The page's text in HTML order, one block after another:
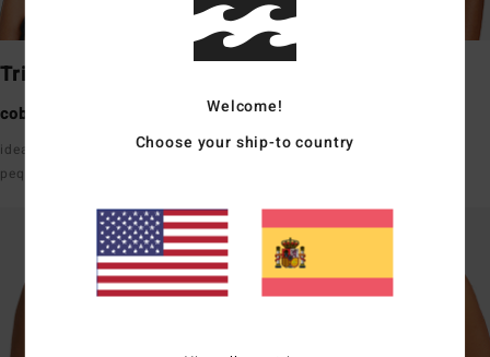
Triangle
cobertura media
ideal para tallas de busto de
pequeñas a medianas
cobertura media
buena sujeción con tirantes
Welcome!
Choose your ship-to country